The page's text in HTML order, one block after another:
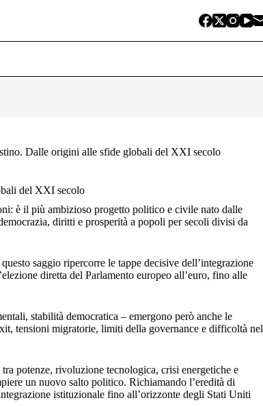
Dalle origini alle sfide globali del XXI secolo
del XXI secolo
è il più ambizioso progetto politico e civile nato dalle
diritti e prosperità a popoli per secoli divisi da
saggio ripercorre le tappe decisive dell’integrazione
diretta del Parlamento europeo all’euro, fino alle
stabilità democratica – emergono però anche le
tensioni migratorie, limiti della governance e difficoltà nel
potenze, rivoluzione tecnologica, crisi energetiche e
un nuovo salto politico. Richiamando l’eredità di
istituzionale fino all’orizzonte degli Stati Uniti